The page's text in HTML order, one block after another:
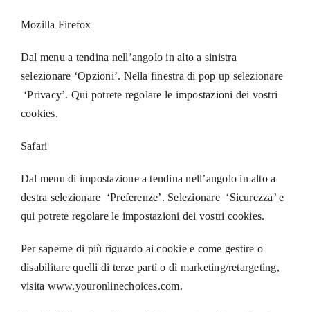
Mozilla Firefox
Dal menu a tendina nell’angolo in alto a sinistra
selezionare ‘Opzioni’. Nella finestra di pop up selezionare
‘Privacy’. Qui potrete regolare le impostazioni dei vostri
cookies.
Safari
Dal menu di impostazione a tendina nell’angolo in alto a
destra selezionare ‘Preferenze’. Selezionare ‘Sicurezza’ e
qui potrete regolare le impostazioni dei vostri cookies.
Per saperne di più riguardo ai cookie e come gestire o
disabilitare quelli di terze parti o di marketing/retargeting,
visita www.youronlinechoices.com.